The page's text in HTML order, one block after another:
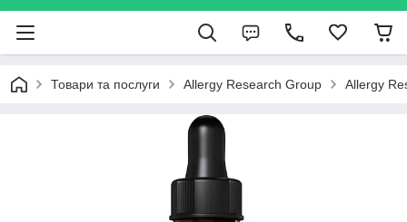
Товари та послуги Allergy Research Group Allergy